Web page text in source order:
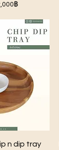
฿
วนn dip tray